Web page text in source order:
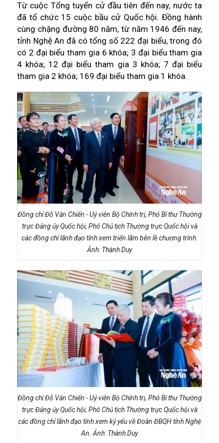
Từ cuộc Tổng tuyển cử đầu tiên đến nay, nước ta
đã tổ chức 15 cuộc bầu cử Quốc hội. Đồng hành
cùng chặng đường 80 năm, từ năm 1946 đến nay,
tỉnh Nghệ An đã có tổng số 222 đại biểu, trong đó
có 2 đại biểu tham gia 6 khóa; 3 đại biểu tham gia
4 khóa; 12 đại biểu tham gia 3 khóa; 7 đại biểu
tham gia 2 khóa; 169 đại biểu tham gia 1 khóa.
Đồng chí Đỗ Văn Chiến - Uỷ viên Bộ Chính trị, Phó Bí thư Thường
trực Đảng ủy Quốc hội, Phó Chủ tịch Thường trực Quốc hội và
các đồng chí lãnh đạo tỉnh xem triển lãm bên lề chương trình.
Ảnh: Thành Duy
Đồng chí Đỗ Văn Chiến - Uỷ viên Bộ Chính trị, Phó Bí thư Thường
trực Đảng ủy Quốc hội, Phó Chủ tịch Thường trực Quốc hội và
các đồng chí lãnh đạo tỉnh xem kỷ yếu về Đoàn ĐBQH tỉnh Nghệ
An. Ảnh: Thành Duy